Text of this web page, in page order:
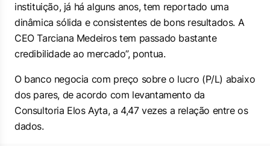
instituição, já há alguns anos, tem reportado uma
dinâmica sólida e consistentes de bons resultados. A
CEO Tarciana Medeiros tem passado bastante
credibilidade ao mercado”, pontua.
O banco negocia com preço sobre o lucro (P/L) abaixo
dos pares, de acordo com levantamento da
Consultoria Elos Ayta, a 4,47 vezes a relação entre os
dados.